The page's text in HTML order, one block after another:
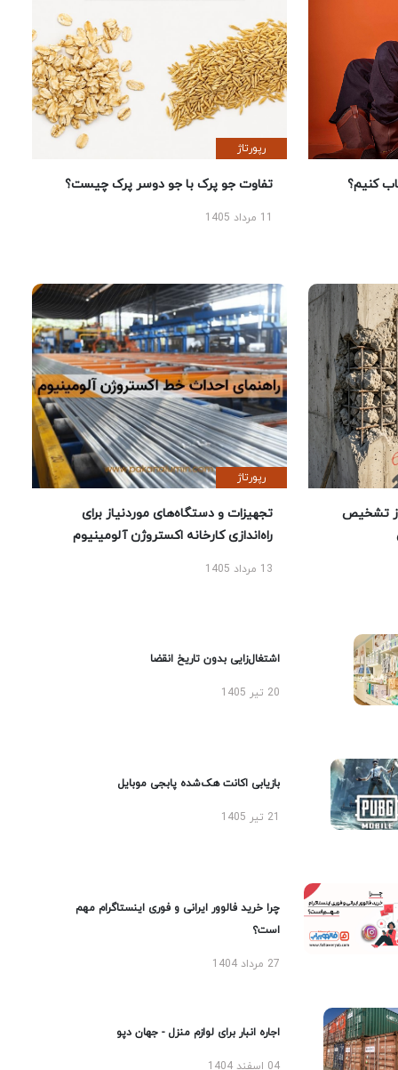
کنیم؟
رپورتاژ
تفاوت جو پرک با جو دوسر پرک چیست؟
تشخیص
رپورتاژ
تجهیزات و دستگاه‌های موردنیاز برای
راه‌اندازی کارخانه اکستروژن آلومینیوم
13 مرداد 1405
اشتغال‌زایی بدون تاریخ انقضا
20 تیر 1405
بازیابی اکانت هک‌شده پابجی موبایل
چرا خرید فالوور ایرانی و فوری اینستاگرام مهم
است؟
27 مرداد 1404
اجاره انبار برای لوازم منزل - جهان دپو
04 اسفند 1404